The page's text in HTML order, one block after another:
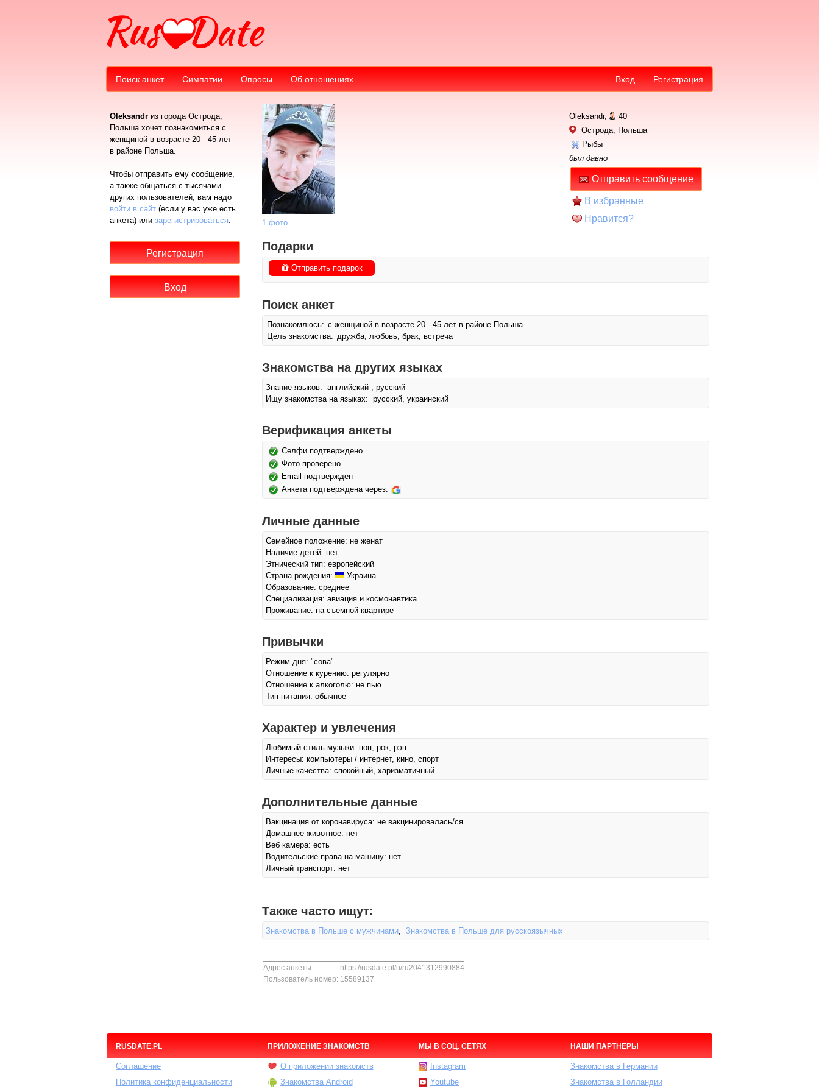
Поиск анкет Симпатии Опросы Об отношениях Регистрация
Вход
Oleksandr из города Острода,
Польша хочет познакомиться с
женщиной в возрасте 20 - 45 лет
в районе Польша.
Чтобы отправить ему сообщение,
а также общаться с тысячами
других пользователей, вам надо
войти в сайт (если у вас уже есть
анкета) или зарегистрироваться. 1 фото
Oleksandr,
40
Острода, Польша
Рыбы
был давно
Отправить сообщение
В избранные
Нравится?
Подарки
Отправить подарок
Поиск анкет
Познакомлюсь: с женщиной в возрасте 20 - 45 лет в районе Польша
Цель знакомства: дружба, любовь, брак, встреча
Знакомства на других языках
Знание языков: английский , русский
Ищу знакомства на языках: русский, украинский
Верификация анкеты
Селфи подтверждено
Фото проверено
Email подтвержден
Анкета подтверждена через:
Личные данные
Семейное положение: не женат
Наличие детей: нет
Этнический тип: европейский
Страна рождения:
Украина
Образование: среднее
Специализация: авиация и космонавтика
Проживание: на съемной квартире
Привычки
Режим дня: "сова"
Отношение к курению: регулярно
Отношение к алкоголю: не пью
Тип питания: обычное
Характер и увлечения
Любимый стиль музыки: поп, рок, рэп
Интересы: компьютеры / интернет, кино, спорт
Личные качества: спокойный, харизматичный
Дополнительные данные
Вакцинация от коронавируса: не вакцинировалась/ся
Домашнее животное: нет
Веб камера: есть
Водительские права на машину: нет
Личный транспорт: нет
Также часто ищут:
Знакомства в Польше с мужчинами, Знакомства в Польше для русскоязычных
Адрес анкеты:
https://rusdate.pl/u/ru2041312990884
Пользователь номер: 15589137
RUSDATE.PL ПРИЛОЖЕНИЕ ЗНАКОМСТВ МЫ В СОЦ. СЕТЯХ НАШИ ПАРТНЕРЫ
Соглашение
Политика конфиденциальности
О приложении знакомств
Знакомства Android
Instagram
Youtube
Знакомства в Германии
Знакомства в Голландии